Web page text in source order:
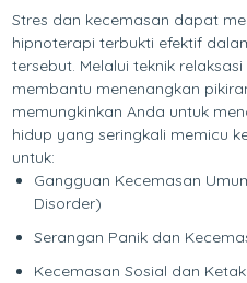
Stres dan kecemasan dapat
hipnoterapi terbukti efektif
tersebut. Melalui teknik
membantu menenangkan
memungkinkan Anda untuk
hidup yang seringkali memicu
untuk:
Gangguan Kecemasan
Disorder)
Serangan Panik dan
Kecemasan Sosial dan